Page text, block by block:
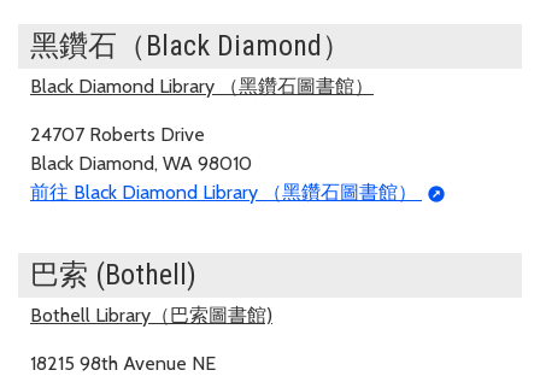
黑鑽石（Black Diamond）
Black Diamond Library （黑鑽石圖書館）
24707 Roberts Drive
Black Diamond, WA 98010
前往 Black Diamond Library （黑鑽石圖書館）
巴索 (Bothell)
Bothell Library（巴索圖書館)
18215 98th Avenue NE